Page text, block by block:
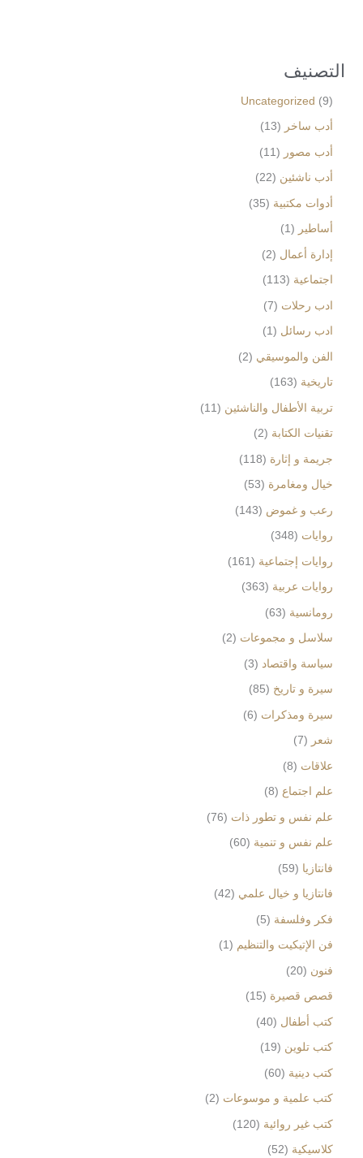
التصنيف
Uncategorized
9
أدب ساخر
13
أدب مصور
11
أدب ناشئين 22
أدوات مكتبية 35
أساطير
1
إدارة أعمال 2
اجتماعية 113
ادب رحلات 7
ادب رسائل 1
الفن والموسيقي 2
تاريخية 163
تربية الأطفال والناشئين 11
تقنيات الكتابة 2
جريمة و إثارة 118
خيال ومغامرة 53
رعب و غموض 143
روايات 348
روايات إجتماعية 161
روايات عربية 363
رومانسية 63
سلاسل و مجموعات 2
سياسة واقتصاد
3
سيرة و تاريخ 85
سيرة ومذكرات 6
شعر
7
علاقات 8
علم اجتماع 8
علم نفس و تطور ذات 76
علم نفس و تنمية 60
فانتازيا 59
فانتازيا و خيال علمي 42
فكر وفلسفة 5
فن الإتيكيت والتنظيم 1
فنون 20
قصص قصيرة 15
كتب أطفال 40
كتب تلوين 19
كتب دينية 60
كتب علمية و موسوعات 2
كتب غير روائية 120
كلاسيكية 52